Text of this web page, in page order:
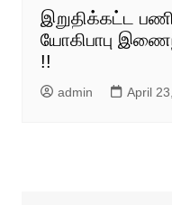
இறுதிக்கட்ட
யோகிபாபு
!!
admin April